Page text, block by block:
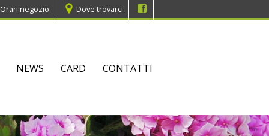
Orari negozio Dove trovarci
NEWS CARD CONTATTI